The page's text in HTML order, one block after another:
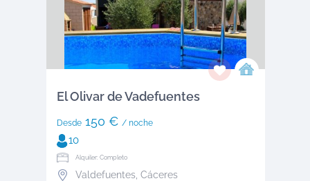
El Olivar de Vadefuentes
Desde150 € / noche
10
Alquiler: Completo
Valdefuentes, Cáceres